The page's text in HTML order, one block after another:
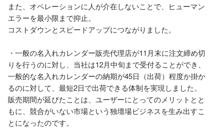
また、オペレーションに人が介在しないことで、ヒューマン
エラーを最小限まで抑止。
コストダウンとスピードアップにつながりました。
・一般の名入れカレンダー販売代理店が11月末に注文締め切
りを行うのに対し、当社は12月中旬まで受付ることができ、
一般的な名入れカレンダーの納期が45日（出荷）程度か掛か
るのに対して、最短2日で出荷できる体制を実現しました。
販売期間が延びたことは、ユーザーにとってのメリットとと
もに、競合がいない市場という独壇場ビジネスを生み出すこ
とになったのです。